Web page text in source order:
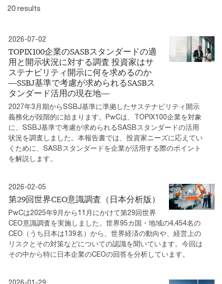
20 results
2026-07-02
TOPIX100企業のSASBスタンダードの適
用と開示状況に対する調査 投資家はサ
ステナビリティ開示に何を求めるのか
―SSBJ基準で考慮が求められるSASBス
タンダード活用の現在地―
2027年3月期からSSBJ基準に準拠したサステナビリティ開示
義務化が段階的に始まります。PwCは、TOPIX100企業を対象
に、SSBJ基準で考慮が求められるSASBスタンダードの活用
状況を調査しました。本報告書では、投資家ニーズに応えてい
くために、SASBスタンダードを企業が活用する際のポイント
を解説します。
2026-02-05
第29回世界CEO意識調査（日本分析版）
PwCは2025年9月から11月にかけて第29回世界
CEO意識調査を実施しました。世界95カ国・地域の4,454名の
CEO（うち日本は139名）から、世界経済の動向や、経営上の
リスクとその対策などについての認識を聞いています。今回は
その中から特に日本企業のCEOの回答を分析しています。
2026-01-29